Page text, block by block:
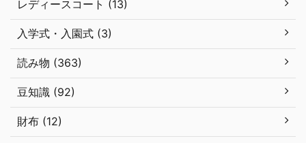
レディースコート (13)
入学式・入園式 (3)
読み物 (363)
豆知識 (92)
財布 (12)